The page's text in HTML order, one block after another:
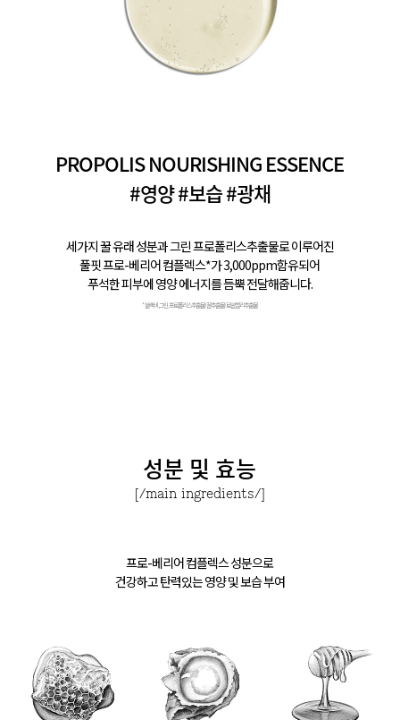
PROPOLIS NOURISHING ESSENCE
#영양 #보습 #광채
세가지 꿀 유래 성분과 그린 프로폴리스추출물로 이루어진
풀핏 프로-베리어 컴플렉스*가 3,000ppm함유되어
푸석한 피부에 영양 에너지를 듬뿍 전달해줍니다.
* 블랙비,그린 프로폴리스추출물/꿀추출물/로얄젤리추출물
성분 및 효능
[/main ingredients/]
프로-베리어 컴플렉스 성분으로
건강하고 탄력있는 영양 및 보습 부여